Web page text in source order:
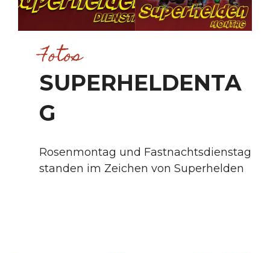
Fotos
SUPERHELDENTA
G
Rosenmontag und Fastnachtsdienstag
standen im Zeichen von Superhelden